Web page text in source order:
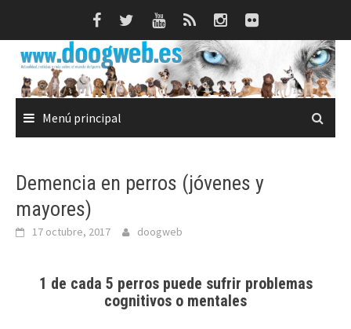
Menú principal
Demencia en perros (jóvenes y
mayores)
17 octubre, 2017 doogweb
1 de cada 5 perros puede sufrir problemas
cognitivos o mentales